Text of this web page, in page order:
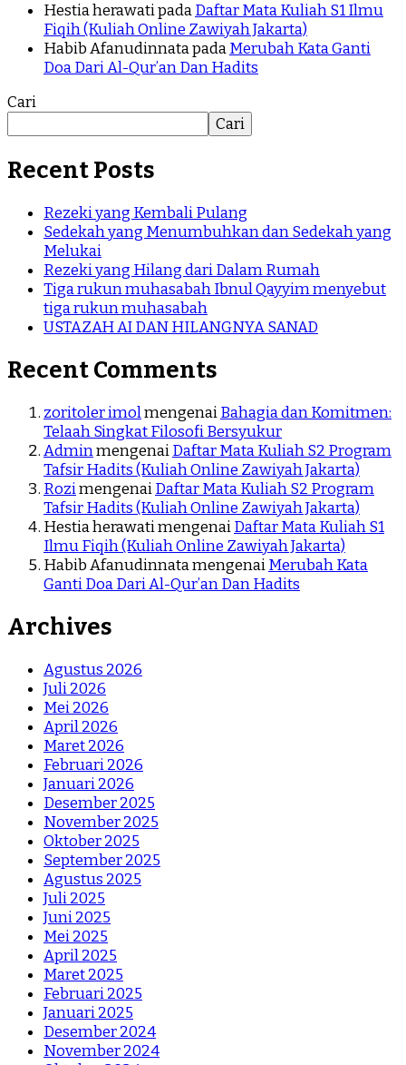
Hestia herawatipadaDaftar Mata Kuliah S1 Ilmu
Fiqih (Kuliah Online Zawiyah Jakarta)
Habib AfanudinnatapadaMerubah Kata Ganti
Doa Dari Al-Qur’an Dan Hadits
Cari
Cari
Recent Posts
Rezeki yang Kembali Pulang
Sedekah yang Menumbuhkan dan Sedekah yang
Melukai
Rezeki yang Hilang dari Dalam Rumah
Tiga rukun muhasabah Ibnul Qayyim menyebut
tiga rukun muhasabah
USTAZAH AI DAN HILANGNYA SANAD
Recent Comments
zoritoler imolmengenaiBahagia dan Komitmen:
Telaah Singkat Filosofi Bersyukur
AdminmengenaiDaftar Mata Kuliah S2 Program
Tafsir Hadits (Kuliah Online Zawiyah Jakarta)
RozimengenaiDaftar Mata Kuliah S2 Program
Tafsir Hadits (Kuliah Online Zawiyah Jakarta)
Hestia herawatimengenaiDaftar Mata Kuliah S1
Ilmu Fiqih (Kuliah Online Zawiyah Jakarta)
Habib AfanudinnatamengenaiMerubah Kata
Ganti Doa Dari Al-Qur’an Dan Hadits
Archives
Agustus 2026
Juli 2026
Mei 2026
April 2026
Maret 2026
Februari 2026
Januari 2026
Desember 2025
November 2025
Oktober 2025
September 2025
Agustus 2025
Juli 2025
Juni 2025
Mei 2025
April 2025
Maret 2025
Februari 2025
Januari 2025
Desember 2024
November 2024